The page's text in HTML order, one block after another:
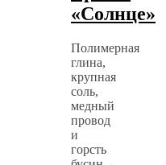
«Солнце»
Полимерная
глина,
крупная
соль,
медный
провод
и
горсть